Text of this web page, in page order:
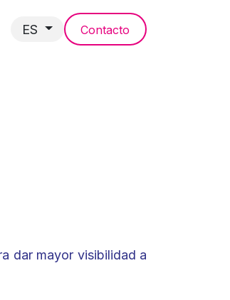
ES Contacto
dar mayor visibilidad a